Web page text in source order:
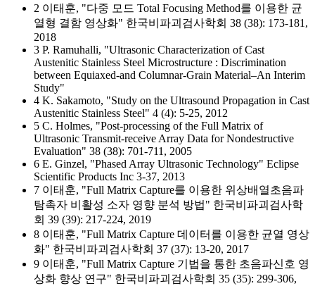
2 이태훈, "다중 모드 Total Focusing Method를 이용한 균
열형 결함 영상화" 한국비파괴검사학회 38 (38): 173-181,
2018
3 P. Ramuhalli, "Ultrasonic Characterization of Cast
Austenitic Stainless Steel Microstructure : Discrimination
between Equiaxed-and Columnar-Grain Material–An Interim
Study"
4 K. Sakamoto, "Study on the Ultrasound Propagation in Cast
Austenitic Stainless Steel" 4 (4): 5-25, 2012
5 C. Holmes, "Post-processing of the Full Matrix of
Ultrasonic Transmit-receive Array Data for Nondestructive
Evaluation" 38 (38): 701-711, 2005
6 E. Ginzel, "Phased Array Ultrasonic Technology" Eclipse
Scientific Products Inc 3-37, 2013
7 이태훈, "Full Matrix Capture를 이용한 위상배열초음파
탐촉자 비활성 소자 영향 분석 방법" 한국비파괴검사학
회 39 (39): 217-224, 2019
8 이태훈, "Full Matrix Capture 데이터를 이용한 균열 영상
화" 한국비파괴검사학회 37 (37): 13-20, 2017
9 이태훈, "Full Matrix Capture 기법을 통한 초음파신호 영
상화 향상 연구" 한국비파괴검사학회 35 (35): 299-306,